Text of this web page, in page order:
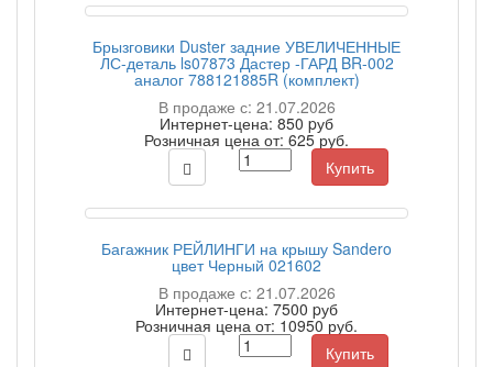
Брызговики Duster задние УВЕЛИЧЕННЫЕ
ЛС-деталь ls07873 Дастер -ГАРД BR-002
аналог 788121885R (комплект)
В продаже с: 21.07.2026
Интернет-цена: 850 pуб
Розничная цена от: 625 руб.
Купить
Багажник РЕЙЛИНГИ на крышу Sandero
цвет Черный 021602
В продаже с: 21.07.2026
Интернет-цена: 7500 pуб
Розничная цена от: 10950 руб.
Купить